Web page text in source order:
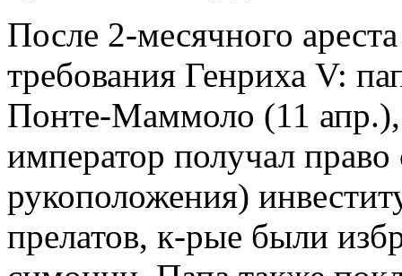
После 2-месячного
требования Генриха V:
Понте-Маммоло (11
император получал
рукоположения)
прелатов, к-рые были